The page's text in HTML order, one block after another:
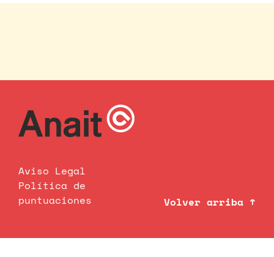
Aviso Legal
Política de
puntuaciones
Volver arriba ↑